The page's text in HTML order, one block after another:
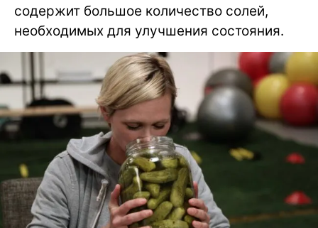
содержит большое количество солей,
необходимых для улучшения состояния.